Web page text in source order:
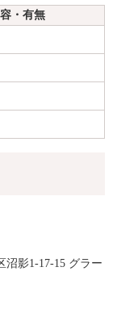
・有無
沼影1-17-15 グラー